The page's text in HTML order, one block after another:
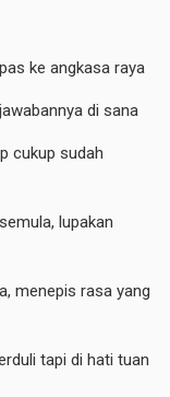
ke angkasa raya
di sana
cukup sudah
lupakan
menepis rasa yang
tapi di hati tuan